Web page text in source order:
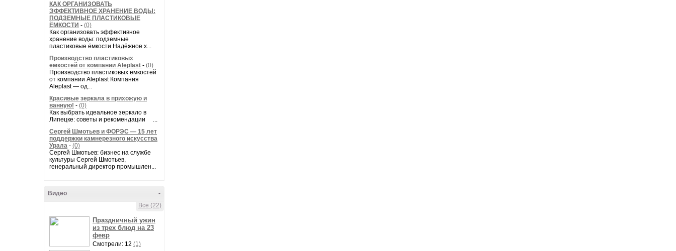
КАК ОРГАНИЗОВАТЬ
ЭФФЕКТИВНОЕ ХРАНЕНИЕ ВОДЫ:
ПОДЗЕМНЫЕ ПЛАСТИКОВЫЕ
ЁМКОСТИ - (0)
Как организовать эффективное
хранение воды: подземные
пластиковые ёмкости Надёжное х...
Производство пластиковых
емкостей от компании Aleplast - (0)
Производство пластиковых емкостей
от компании Aleplast Компания
Aleplast — од...
Красивые зеркала в прихожую и
ванную! - (0)
Как выбрать идеальное зеркало в
Липецке: советы и рекомендации ...
Сергей Шмотьев и ФОРЭС — 15 лет
поддержки камнерезного искусства
Урала - (0)
Сергей Шмотьев: бизнес на службе
культуры Сергей Шмотьев,
генеральный директор промышлен...
-
Видео
Все (22)
Праздничный ужин
из трех блюд на 23
февр
Смотрели: 12 (1)